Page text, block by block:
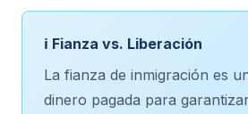
ℹ️ Fianza vs. Liberación
La fianza de inmigración es
dinero pagada para